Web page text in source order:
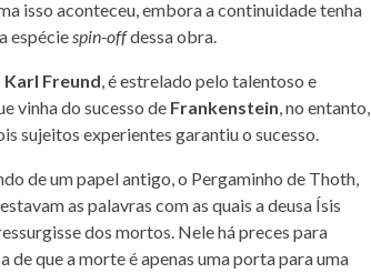
isso aconteceu, embora a continuidade tenha
espéciespin-offdessa obra.
Karl Freund, é estrelado pelo talentoso e
vinha do sucesso de Frankenstein, no entanto,
sujeitos experientes garantiu o sucesso.
de um papel antigo, o Pergaminho de Thoth,
as palavras com as quais a deusa Ísis
dos mortos. Nele há preces para
de que a morte é apenas uma porta para uma